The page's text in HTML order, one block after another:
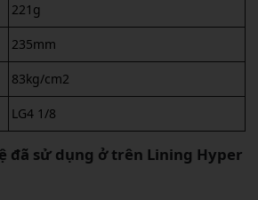
221g
235mm
83kg/cm2
LG4 1/8
đã sử dụng ở trên Lining Hyper